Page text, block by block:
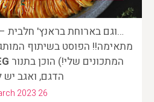
…וגם בארוחת בראנץ' חלבית
מתאימה!! הפוסט בשיתוף
המתכונים שלי!) הוכן בתנור
הדגם, ואגב יש
2023 26